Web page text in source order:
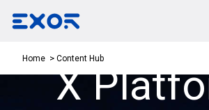
Home Content Hub
X